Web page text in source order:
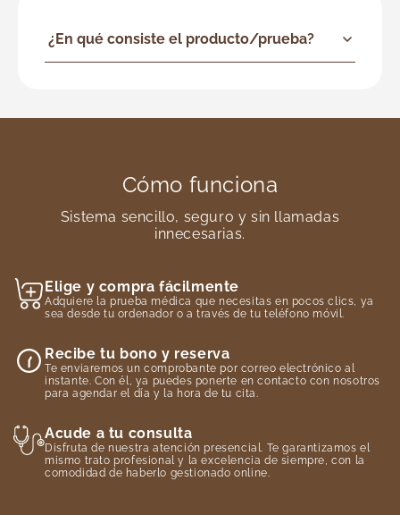
¿En qué consiste el producto/prueba?
Cómo funciona
Sistema sencillo, seguro y sin llamadas
innecesarias.
Elige y compra fácilmente
Adquiere la prueba médica que necesitas en pocos clics, ya
sea desde tu ordenador o a través de tu teléfono móvil.
Recibe tu bono y reserva
Te enviaremos un comprobante por correo electrónico al
instante. Con él, ya puedes ponerte en contacto con nosotros
para agendar el día y la hora de tu cita.
Acude a tu consulta
Disfruta de nuestra atención presencial. Te garantizamos el
mismo trato profesional y la excelencia de siempre, con la
comodidad de haberlo gestionado online.